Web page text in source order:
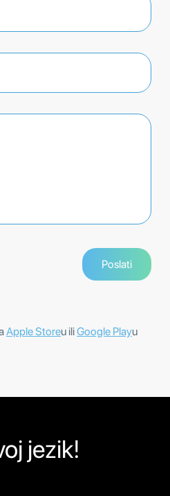
Apple Storeu iliGoogle Playu
jezik!